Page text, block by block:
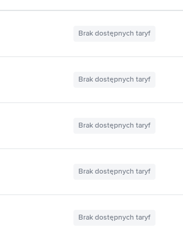
Brak dostępnych taryf
Brak dostępnych taryf
Brak dostępnych taryf
Brak dostępnych taryf
Brak dostępnych taryf